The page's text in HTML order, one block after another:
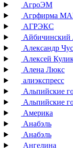
АгроЭМ
Агрфирма
АГРЭКС
Александр
Алексей
Алена Люкс
алиэкспресс
Альпийские
Альпийские
Америка
Анабэль
Анабэль
Ангелина